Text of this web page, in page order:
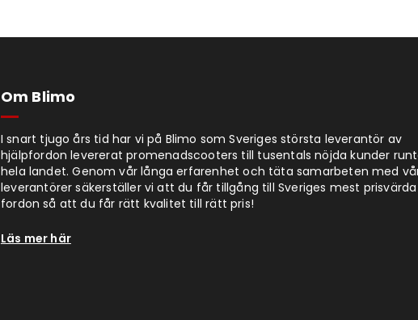
Om Blimo
I snart tjugo års tid har vi på Blimo som Sveriges största leverantör av
hjälpfordon levererat promenadscooters till tusentals nöjda kunder
hela landet. Genom vår långa erfarenhet och täta samarbeten med
leverantörer säkerställer vi att du får tillgång till Sveriges mest prisvärda
fordon så att du får rätt kvalitet till rätt pris!
Läs mer här